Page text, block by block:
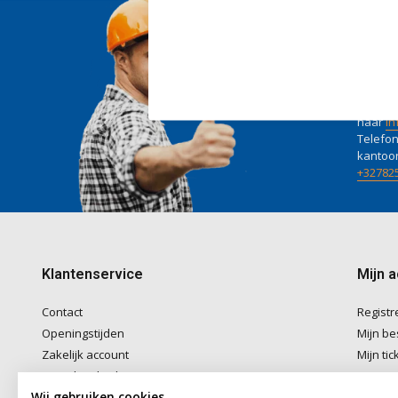
naar
Klantenservice
Contact
Openingstijden
Zakelijk account
Betaalmethoden
Mijn
Mijn
Mijn
Mijn